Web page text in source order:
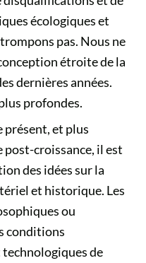
écologiques et
pas. Nous ne
étroite de la
dernières années.
profondes.
présent, et plus
post-croissance, il est
des idées sur la
et historique. Les
ou
conditions
de